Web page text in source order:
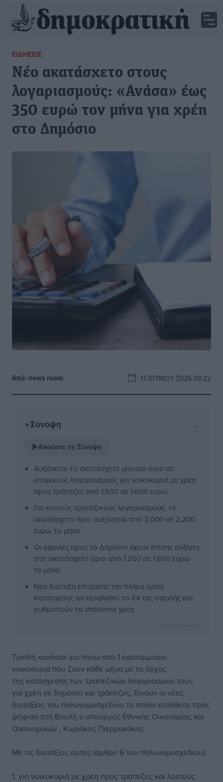
ΕΙΔΉΣΕΙΣ
Νέο ακατάσχετο στους
λογαριασμούς: «Ανάσα» έως
350 ευρώ τον μήνα για χρέη
στο Δημόσιο
Από: news room 17 ΙΟΥΝΊΟΥ 2026 09:22
✦Σύνοψη ⌄
▶Ακούστε τη Σύνοψη
Αυξάνεται το ακατάσχετο μηνιαίο όριο σε
ατομικούς λογαριασμούς για νοικοκυριά με χρέη
προς τράπεζες από 1.500 σε 1.600 ευρώ.
Για κοινούς τραπεζικούς λογαριασμούς, το
ακατάσχετο όριο αυξάνεται από 2.000 σε 2.200
ευρώ το μήνα.
Οι οφειλές προς το Δημόσιο έχουν επίσης αύξηση
στο ακατάσχετο όριο από 1.250 σε 1.600 ευρώ
το μήνα.
Νέα διάταξη επιτρέπει την πλήρη άρση
κατάσχεσης αν εξοφληθεί το 1/4 της οφειλής και
ρυθμιστούν τα υπόλοιπα χρέη.
Τριπλή «ανάσα» για πάνω από 1 εκατομμύριο
νοικοκυριά που ζουν κάθε μήνα με το άγχος
της κατάσχεσης των τραπεζικών λογαριασμών τους
για χρέη σε δημόσιο και τράπεζες, δίνουν οι νέες
διατάξεις του πολυνομοσχεδίου το οποίο κατέθεσε προς
ψήφιση στη Βουλή ο υπουργός Εθνικής Οικονομίας και
Οικονομικών , Κυριάκος Πιερρακάκης.
Με τις διατάξεις αυτές (άρθρο 6 του πολυνομοσχεδίου):
1. για νοικοκυριά με χρέη προς τράπεζες και λοιπούς